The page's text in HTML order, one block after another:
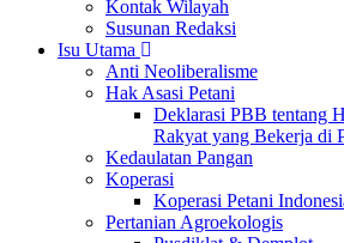
Kontak Wilayah
Susunan Redaksi
Isu Utama
Anti Neoliberalisme
Hak Asasi Petani
Deklarasi PBB tentang
Rakyat yang Bekerja di
Kedaulatan Pangan
Koperasi
Koperasi Petani
Pertanian Agroekologis